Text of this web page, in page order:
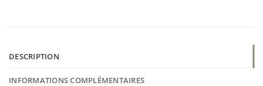
DESCRIPTION
INFORMATIONS COMPLÉMENTAIRES